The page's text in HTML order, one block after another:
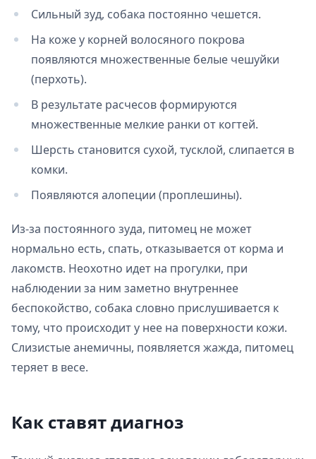
Сильный зуд, собака постоянно чешется.
На коже у корней волосяного покрова
появляются множественные белые чешуйки
(перхоть).
В результате расчесов формируются
множественные мелкие ранки от когтей.
Шерсть становится сухой, тусклой, слипается в
комки.
Появляются алопеции (проплешины).
Из-за постоянного зуда, питомец не может
нормально есть, спать, отказывается от корма и
лакомств. Неохотно идет на прогулки, при
наблюдении за ним заметно внутреннее
беспокойство, собака словно прислушивается к
тому, что происходит у нее на поверхности кожи.
Слизистые анемичны, появляется жажда, питомец
теряет в весе.
Как ставят диагноз